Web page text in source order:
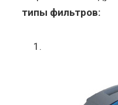
типы фильтров: